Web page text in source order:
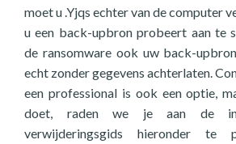
moet u .Yjqs echter van de computer
u een back-upbron probeert aan te
de ransomware ook uw back-
echt zonder gegevens achterlaten.
een professional is ook een optie,
doet, raden we je aan de
verwijderingsgids hieronder